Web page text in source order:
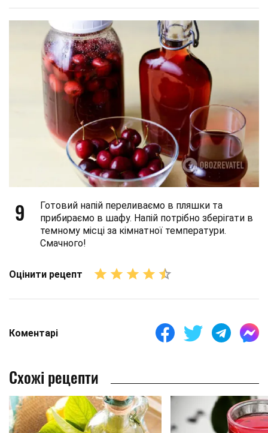
9
Готовий напій переливаємо в пляшки та
прибираємо в шафу. Напій потрібно зберігати в
темному місці за кімнатної температури.
Смачного!
Оцінити рецепт
Коментарі
Схожі рецепти